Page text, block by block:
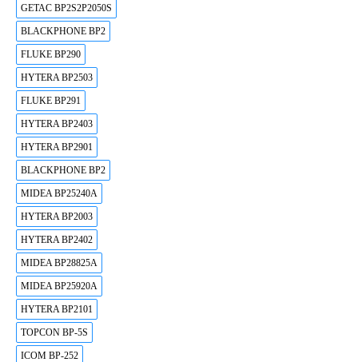
GETAC BP2S2P2050S
BLACKPHONE BP2
FLUKE BP290
HYTERA BP2503
FLUKE BP291
HYTERA BP2403
HYTERA BP2901
BLACKPHONE BP2
MIDEA BP25240A
HYTERA BP2003
HYTERA BP2402
MIDEA BP28825A
MIDEA BP25920A
HYTERA BP2101
TOPCON BP-5S
ICOM BP-252